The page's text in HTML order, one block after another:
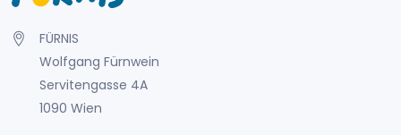
FÜRNIS
Wolfgang Fürnwein
Servitengasse 4A
1090 Wien